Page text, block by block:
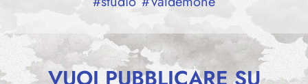
VUOI PUBBLICARE SU